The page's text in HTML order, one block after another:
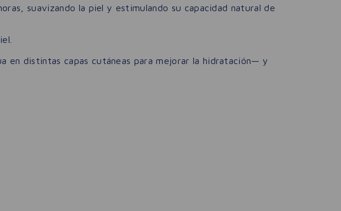
suavizando la piel y estimulando su capacidad natural de
en distintas capas cutáneas para mejorar la hidratación— y